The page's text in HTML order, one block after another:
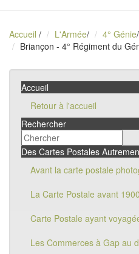
Accueil / L'Armée/ 4° Génie/
Briançon - 4° Régiment du
Accueil
Retour à l'accueil
Rechercher
Des Cartes Postales
Avant la carte postale
La Carte Postale avant 1900
Carte Postale ayant
Les Commerces à Gap au